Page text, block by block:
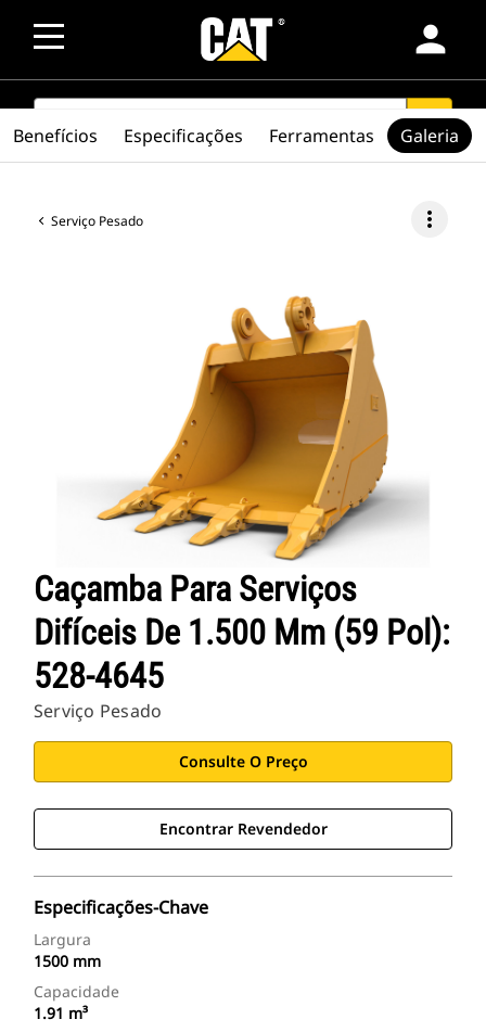
person
SEARCH search
Serviço Pesado more_vert
Caçamba Para Serviços
Difíceis De 1.500 Mm (59 Pol):
528-4645
Serviço Pesado
Consulte O Preço
Encontrar Revendedor
Especificações-Chave
Largura
1500 mm
Capacidade
1.91 m³
Benefícios Especificações Ferramentas Galeria